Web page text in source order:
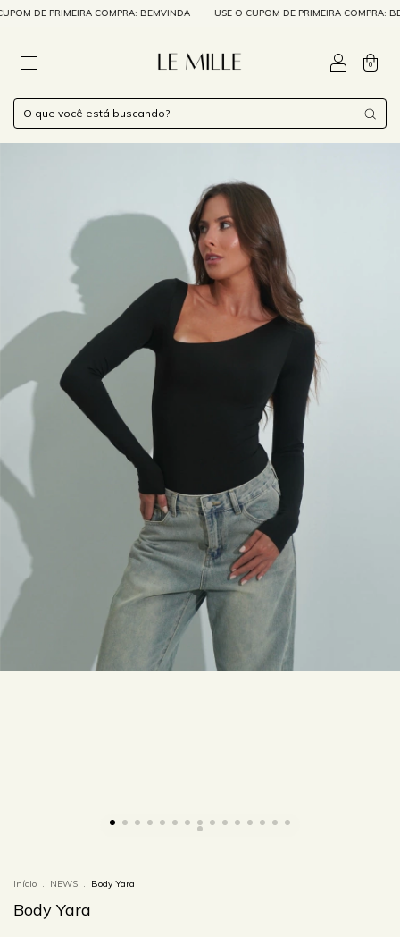
DE PRIMEIRA COMPRA: BEMVINDA USE O CUPOM DE PRIMEIRA COMPRA:
0
Início . NEWS . Body Yara
Body Yara